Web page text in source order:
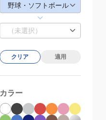
野球・ソフトボール
（未選択）
クリア 適用
カラー